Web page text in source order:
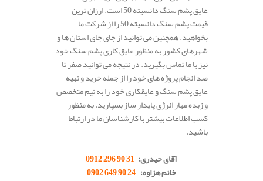
عایق پشم سنگ دانسیته 50 است. ارزان ترین
قیمت پشم سنگ دانسیته 50 را از شرکت ما
بخواهید. همچنین می توانید از جای جای استان ها و
شهرهای کشور به منظور عایق کاری پشم سنگ خود
نیز با ما تماس بگیرید. در نتیجه می توانید صفر تا
صد انجام پروژه های خود را از جمله خرید و تهیه
عایق پشم سنگ و عایقکاری خود را به تیم متخصص
و زبده مهار انرژی پایدار ساز بسپارید. به منظور
کسب اطلاعات بیشتر با کارشناسان ما در ارتباط
باشید.
آقای حیدری: 31 90 296 0912
خانم هزاوه: 24 90 649 0902